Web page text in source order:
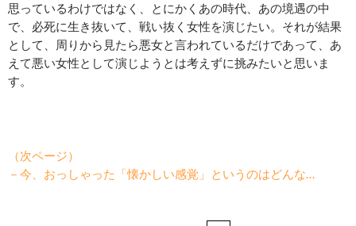
思っているわけではなく、とにかくあの時代、あの境遇の中
で、必死に生き抜いて、戦い抜く女性を演じたい。それが結果
として、周りから見たら悪女と言われているだけであって、あ
えて悪い女性として演じようとは考えずに挑みたいと思いま
す。
（次ページ）
－今、おっしゃった「懐かしい感覚」というのはどんな…